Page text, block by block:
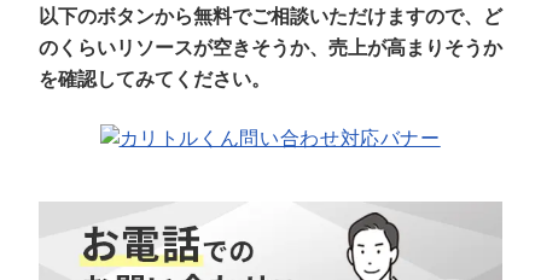
以下のボタンから無料でご相談いただけますので、ど
のくらいリソースが空きそうか、売上が高まりそうか
を確認してみてください。